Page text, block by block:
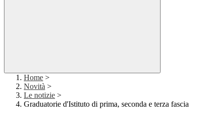
Home >
Novità >
Le notizie >
Graduatorie d'Istituto di prima, seconda e terza fascia